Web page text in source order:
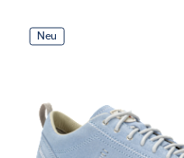
Neu